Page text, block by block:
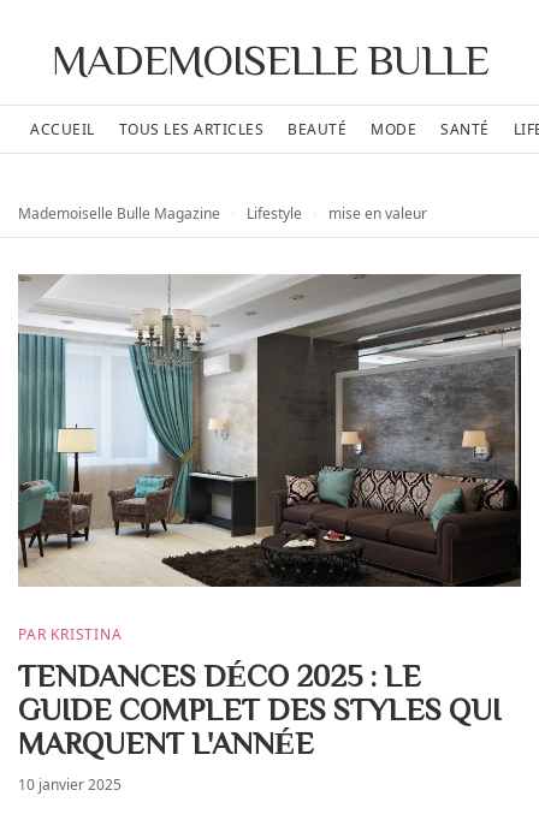
MADEMOISELLE BULLE
ACCUEIL TOUS LES ARTICLES BEAUTÉ MODE SANTÉ
Mademoiselle Bulle Magazine Lifestyle mise en valeur
PAR KRISTINA
TENDANCES DÉCO 2025 : LE
GUIDE COMPLET DES STYLES QUI
MARQUENT L'ANNÉE
10 janvier 2025